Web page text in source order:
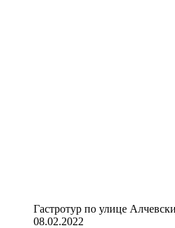
Гастротур по улице
08.02.2022